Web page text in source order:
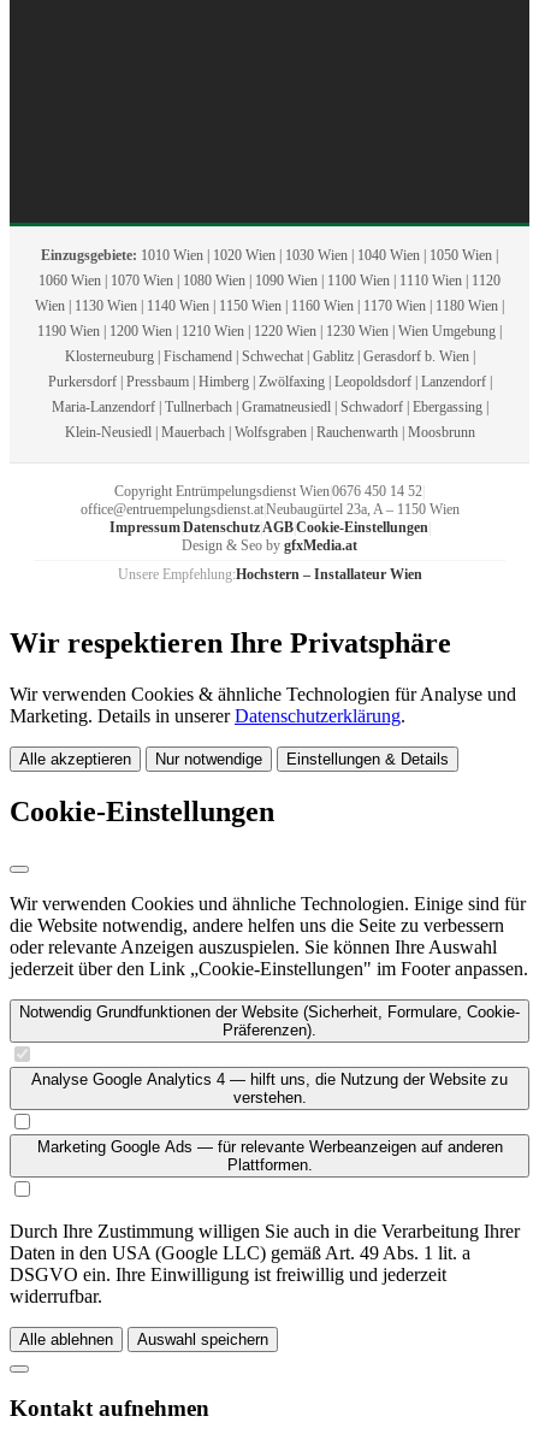
Einzugsgebiete: 1010 Wien | 1020 Wien | 1030 Wien | 1040 Wien | 1050 Wien |
1060 Wien | 1070 Wien | 1080 Wien | 1090 Wien | 1100 Wien | 1110 Wien | 1120
Wien | 1130 Wien | 1140 Wien | 1150 Wien | 1160 Wien | 1170 Wien | 1180 Wien |
1190 Wien | 1200 Wien | 1210 Wien | 1220 Wien | 1230 Wien | Wien Umgebung |
Klosterneuburg | Fischamend | Schwechat | Gablitz | Gerasdorf b. Wien |
Purkersdorf | Pressbaum | Himberg | Zwölfaxing | Leopoldsdorf | Lanzendorf |
Maria-Lanzendorf | Tullnerbach | Gramatneusiedl | Schwadorf | Ebergassing |
Klein-Neusiedl | Mauerbach | Wolfsgraben | Rauchenwarth | Moosbrunn
Copyright Entrümpelungsdienst Wien0676 450 14 52
office@entruempelungsdienst.at|Neubaugürtel 23a, A – 1150 Wien
Impressum|Datenschutz|AGB|Cookie-Einstellungen|
Design & Seo by gfxMedia.at
Unsere Empfehlung:Hochstern – Installateur Wien
Wir respektieren Ihre Privatsphäre
Wir verwenden Cookies & ähnliche Technologien für Analyse und
Marketing. Details in unsererDatenschutzerklärung.
Alle akzeptieren Nur notwendige Einstellungen & Details
Cookie-Einstellungen
Wir verwenden Cookies und ähnliche Technologien. Einige sind für
die Website notwendig, andere helfen uns die Seite zu verbessern
oder relevante Anzeigen auszuspielen. Sie können Ihre Auswahl
jederzeit über den Link „Cookie-Einstellungen" im Footer anpassen.
Notwendig Grundfunktionen der Website (Sicherheit, Formulare, Cookie-
Präferenzen).
Analyse Google Analytics 4 — hilft uns, die Nutzung der Website zu
verstehen.
Marketing Google Ads — für relevante Werbeanzeigen auf anderen
Plattformen.
Durch Ihre Zustimmung willigen Sie auch in die Verarbeitung Ihrer
Daten in den USA (Google LLC) gemäß Art. 49 Abs. 1 lit. a
DSGVO ein. Ihre Einwilligung ist freiwillig und jederzeit
widerrufbar.
Alle ablehnen Auswahl speichern
Kontakt aufnehmen